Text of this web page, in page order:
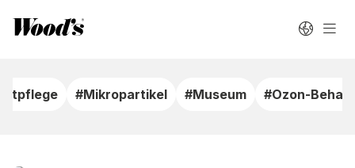
#Mikropartikel #Museum #Ozon-